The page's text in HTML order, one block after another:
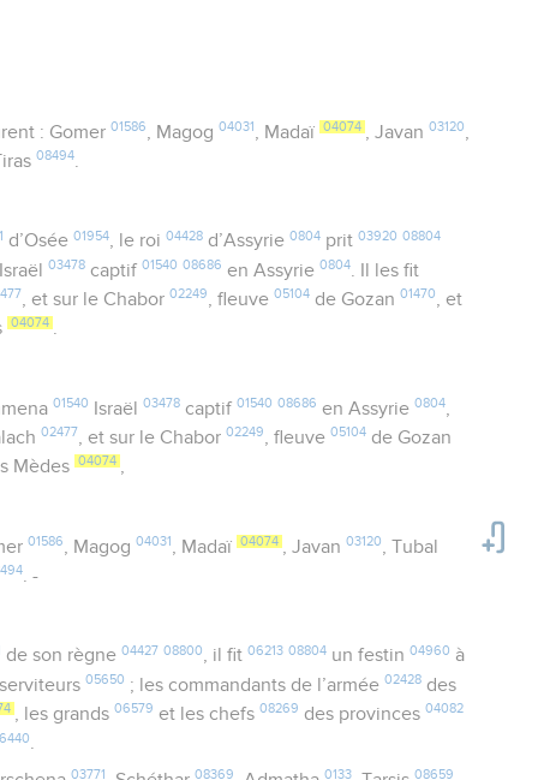
: Gomer 01586 , Magog 04031 , Madaï 04074 , Javan 03120
08494.
d’Osée 01954, le roi 04428d’Assyrie 0804prit 03920 08804
Israël03478 captif01540 08686 en Assyrie0804
. Il les fit
, et sur le Chabor02249, fleuve05104 de Gozan01470, et
04074 .
01540 Israël 03478captif 01540 08686 en Assyrie 0804,
02477, et sur le Chabor02249, fleuve05104 de Gozan
Mèdes 04074 ,
01586 , Magog 04031 , Madaï 04074 , Javan 03120 , Tubal
. -
de son règne 04427 08800, il fit 06213 08804un festin 04960 à
05650 ; les commandants de l’armée02428 des
, les grands06579 et les chefs08269 des provinces04082
.
03771 08369 0133 08659